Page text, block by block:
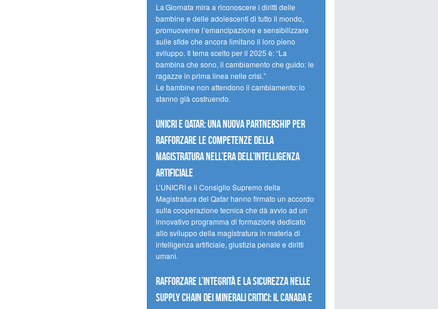
La Giornata mira a riconoscere i diritti delle
bambine e delle adolescenti di tutto il mondo,
promuoverne l’emancipazione e sensibilizzare
sulle sfide che ancora limitano il loro pieno
sviluppo. Il tema scelto per il 2025 è: “La
bambina che sono, il cambiamento che guido: le
ragazze in prima linea nelle crisi.”
Le bambine non attendono il cambiamento: lo
stanno già costruendo.
UNICRI e Qatar: una nuova partnership per
rafforzare le competenze della
magistratura nell’era dell’intelligenza
artificiale
L’UNICRI e il Consiglio Supremo della
Magistratura del Qatar hanno firmato un accordo
sulla cooperazione tecnica che dà avvio ad un
innovativo programma di formazione dedicato
allo sviluppo della magistratura in materia di
intelligenza artificiale, giustizia penale e diritti
umani.
Rafforzare l’integrità e la sicurezza nelle
supply chain dei minerali critici: il Canada e